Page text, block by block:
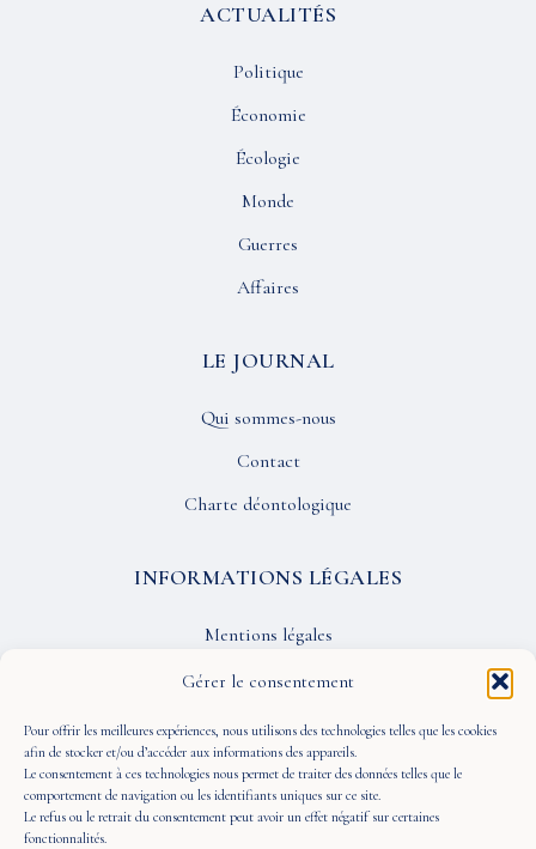
Gérer le consentement
Pour offrir les meilleures expériences, nous utilisons des technologies telles que les cookies
afin de stocker et/ou d’accéder aux informations des appareils.
Le consentement à ces technologies nous permet de traiter des données telles que le
comportement de navigation ou les identifiants uniques sur ce site.
Le refus ou le retrait du consentement peut avoir un effet négatif sur certaines
fonctionnalités.
ACTUALITÉS
Politique
Économie
Écologie
Monde
Guerres
Affaires
LE JOURNAL
Qui sommes-nous
Contact
Charte déontologique
INFORMATIONS LÉGALES
Mentions légales
Confidentialité
CGU
SUIVEZ-NOUS